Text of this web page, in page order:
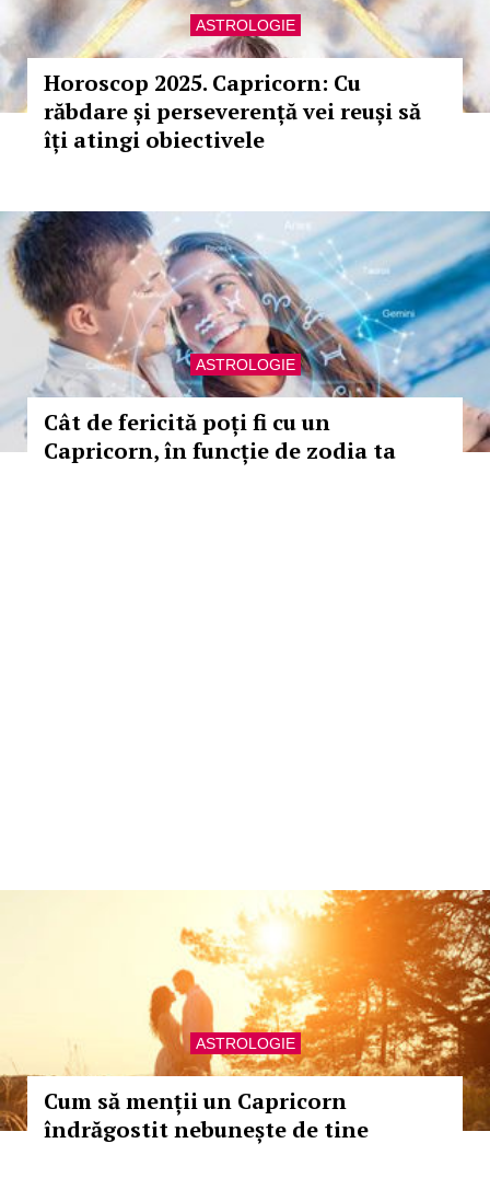
ASTROLOGIE
Horoscop 2025. Capricorn: Cu
răbdare și perseverență vei reuși să
îți atingi obiectivele
ASTROLOGIE
Cât de fericită poți fi cu un
Capricorn, în funcție de zodia ta
ASTROLOGIE
Cum să menții un Capricorn
îndrăgostit nebunește de tine